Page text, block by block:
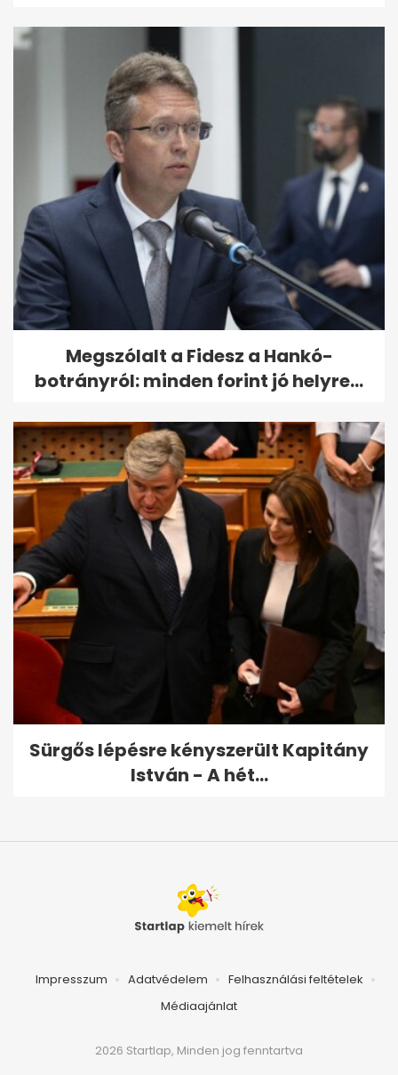
Megszólalt a Fidesz a Hankó-
botrányról: minden forint jó helyre...
Sürgős lépésre kényszerült Kapitány
István - A hét...
Impresszum Adatvédelem
Felhasználási feltételek
Médiaajánlat
2026 Startlap, Minden jog fenntartva